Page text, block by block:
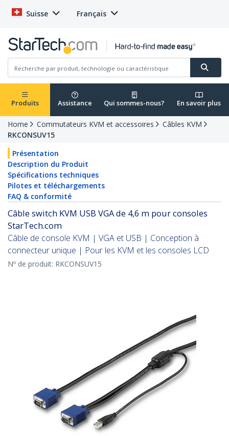
Suisse Français
Produits Assistance Qui sommes-nous? En savoir plus
Home Commutateurs KVM et accessoires
Câbles KVM
RKCONSUV15
Présentation
Description du Produit
Spécifications techniques
Pilotes et téléchargements
FAQ & conformité
Câble switch KVM USB VGA de 4,6 m pour consoles
StarTech.com
Câble de console KVM | VGA et USB | Conception à
connecteur unique | Pour les KVM et les consoles LCD
Nº de produit: RKCONSUV15